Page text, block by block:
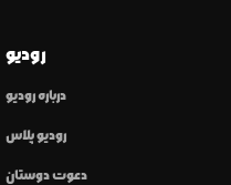
رودیو
درباره رودیو
رودیو پلاس
دعوت دوستان